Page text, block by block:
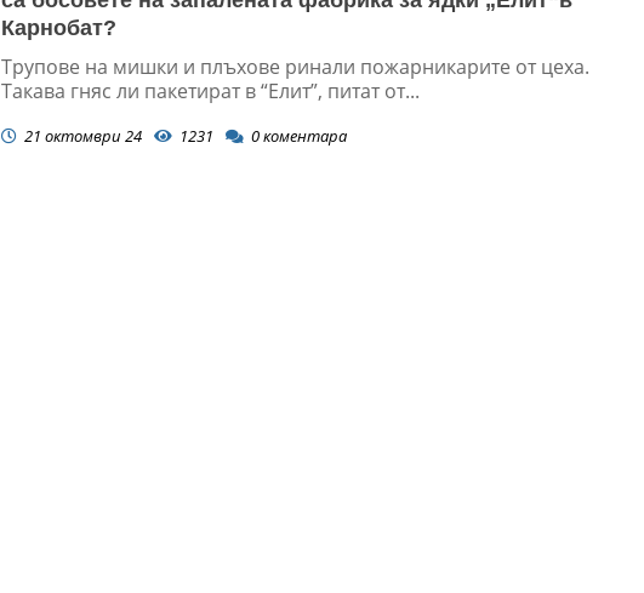
Карнобат?
Трупове на мишки и плъхове ринали пожарникарите от цеха.
Такава гняс ли пакетират в “Елит”, питат от...
21 октомври 24 1231 0коментара